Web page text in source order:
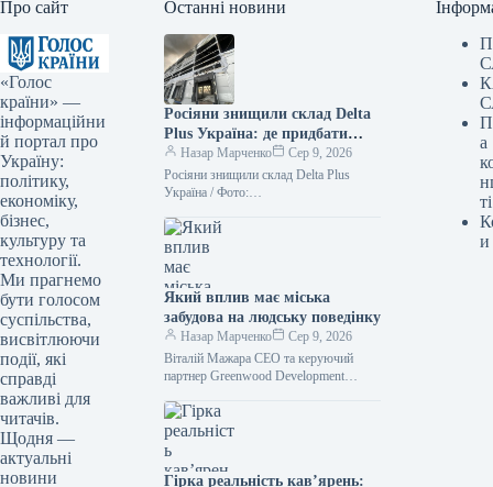
Про сайт
«Голос
країни» —
інформаційни
й портал про
Україну:
політику,
економіку,
бізнес,
культуру та
технології.
Ми прагнемо
бути голосом
суспільства,
висвітлюючи
події, які
справді
важливі для
читачів.
Щодня —
актуальні
новини
Останні новини
Росіяни знищили склад Delta
Plus Україна: де придбати
товари — ФОТО
Назар Марченко
Сер 9, 2026
Росіяни знищили склад Delta Plus
Україна / Фото:
Унаслідок обстрілу з боку Росії 5
серпня повністю зруйновано офіс та…
Який вплив має міська
забудова на людську поведінку
Назар Марченко
Сер 9, 2026
Віталій Мажара CEO та керуючий
партнер Greenwood Development
оцінюються за зовнішнім виглядом,
плануванням, інноваційними
технологіями та
Гірка реальність кав’ярень:
а
ті
и